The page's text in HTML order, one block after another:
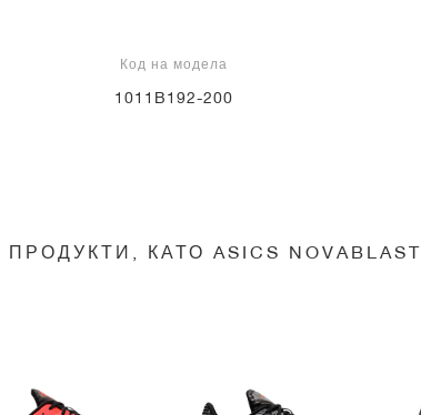
Код на модела
1011B192-200
КАТО ASICS NOVABLAST